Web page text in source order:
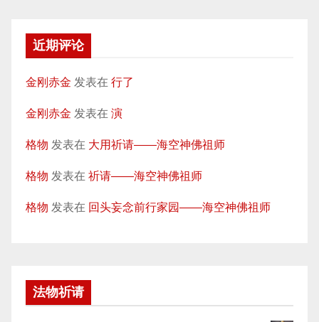
近期评论
金刚赤金 发表在 行了
金刚赤金 发表在 演
格物 发表在 大用祈请——海空神佛祖师
格物 发表在 祈请——海空神佛祖师
格物 发表在 回头妄念前行家园——海空神佛祖师
法物祈请